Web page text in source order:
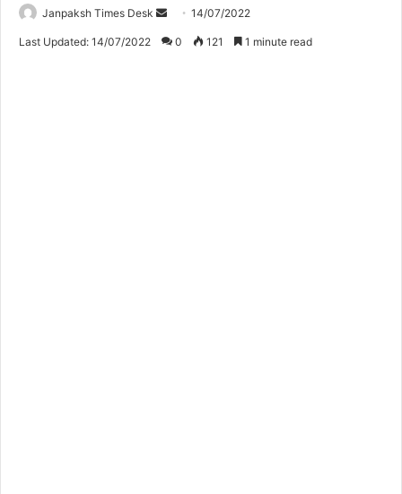
Janpaksh Times Desk
e
14/07/2022
Last Updated: 14/07/2022 0 121 1 minute read